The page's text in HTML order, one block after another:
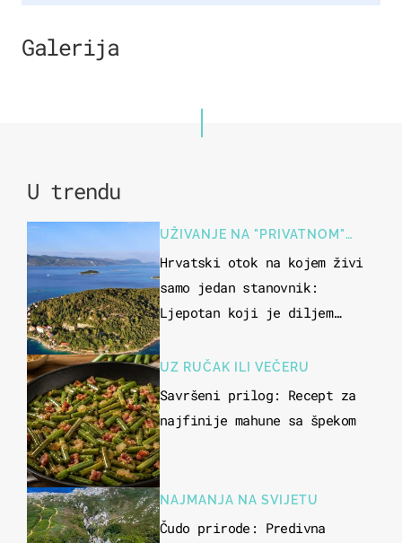
Galerija
U trendu
UŽIVANJE NA "PRIVATNOM"
OTOKU
Hrvatski otok na kojem živi
samo jedan stanovnik:
Ljepotan koji je diljem
"bijelom zlatu"
UZ RUČAK ILI VEČERU
Savršeni prilog: Recept za
najfinije mahune sa špekom
NAJMANJA NA SVIJETU
Čudo prirode: Predivna